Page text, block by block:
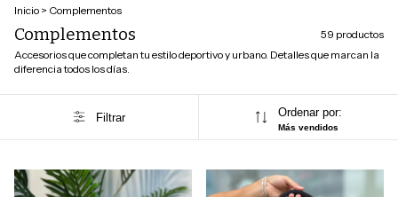
Inicio > Complementos
Complementos
59 productos
Accesorios que completan tu estilo deportivo y urbano. Detalles que marcan la
diferencia todos los días.
Filtrar Ordenar por:
Más vendidos